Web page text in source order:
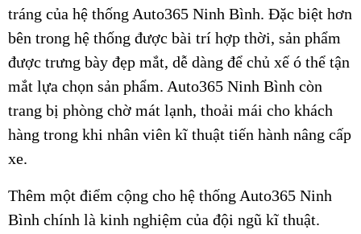
tráng của hệ thống Auto365 Ninh Bình. Đặc biệt hơn
bên trong hệ thống được bài trí hợp thời, sản phẩm
được trưng bày đẹp mắt, dễ dàng để chủ xế ó thể tận
mắt lựa chọn sản phẩm. Auto365 Ninh Bình còn
trang bị phòng chờ mát lạnh, thoải mái cho khách
hàng trong khi nhân viên kĩ thuật tiến hành nâng cấp
xe.
Thêm một điểm cộng cho hệ thống Auto365 Ninh
Bình chính là kinh nghiệm của đội ngũ kĩ thuật.